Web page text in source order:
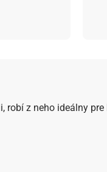
robí z neho ideálny pre